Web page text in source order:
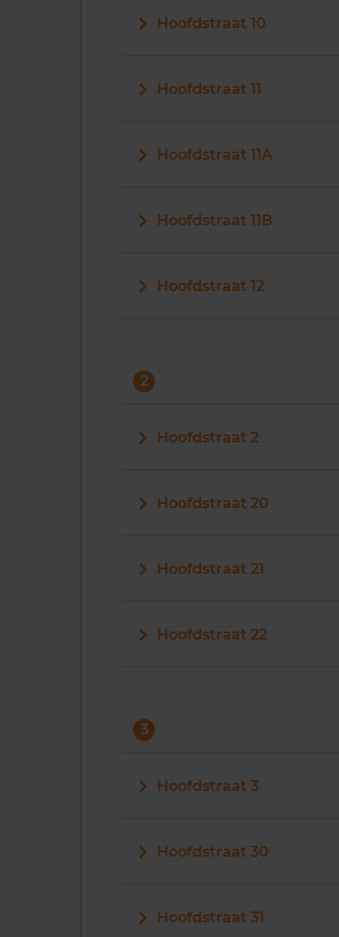
Hoofdstraat 10
Hoofdstraat 11
Hoofdstraat 11A
Hoofdstraat 11B
Hoofdstraat 12
2
Hoofdstraat 2
Hoofdstraat 20
Hoofdstraat 21
Hoofdstraat 22
3
Hoofdstraat 3
Hoofdstraat 30
Hoofdstraat 31